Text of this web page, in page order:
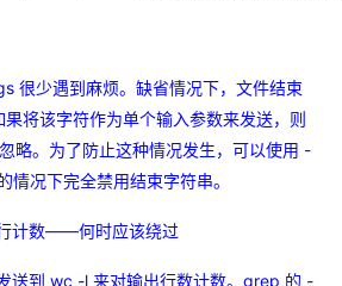
很少遇到麻烦。缺省情况下，文件结束
将该字符作为单个输入参数来发送，则
略。为了防止这种情况发生，可以使用 -
情况下完全禁用结束字符串。
计数——何时应该绕过
送到 wc -l 来对输出行数计数。grep 的 -